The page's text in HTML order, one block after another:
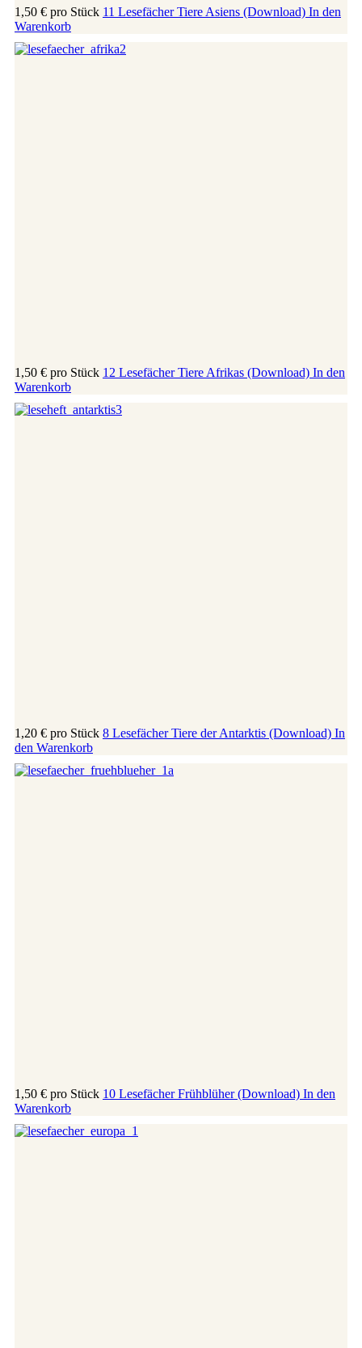
1,50 € pro Stück 11 Lesefächer Tiere Asiens (Download) In den
Warenkorb
1,50 € pro Stück 12 Lesefächer Tiere Afrikas (Download) In den
Warenkorb
1,20 € pro Stück 8 Lesefächer Tiere der Antarktis (Download) In
den Warenkorb
1,50 € pro Stück 10 Lesefächer Frühblüher (Download) In den
Warenkorb